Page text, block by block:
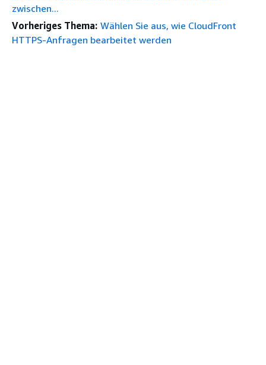
zwischen...
Vorheriges Thema: Wählen Sie aus, wie CloudFront
HTTPS-Anfragen bearbeitet werden